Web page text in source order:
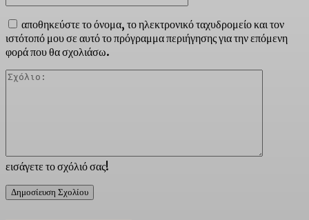
εισάγετε το σχόλιό σας!
αποθηκεύστε το όνομα, το ηλεκτρονικό ταχυδρομείο και τον
ιστότοπό μου σε αυτό το πρόγραμμα περιήγησης για την επόμενη
φορά που θα σχολιάσω.